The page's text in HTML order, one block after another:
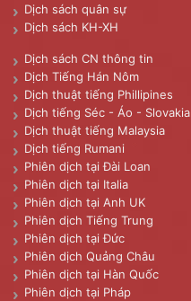
Dịch sách quân sự
Dịch sách KH-XH
Dịch sách CN thông tin
Dịch Tiếng Hán Nôm
Dịch thuật tiếng Phillipines
Dịch tiếng Séc - Áo - Slovakia
Dịch thuật tiếng Malaysia
Dịch tiếng Rumani
Phiên dịch tại Đài Loan
Phiên dịch tại Italia
Phiên dịch tại Anh UK
Phiên dịch Tiếng Trung
Phiên dịch tại Đức
Phiên dịch Quảng Châu
Phiên dịch tại Hàn Quốc
Phiên dịch tại Pháp